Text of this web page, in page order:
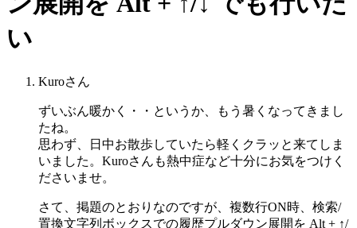
い
Kuroさん
ずいぶん暖かく・・というか、もう暑くなってきまし
たね。
思わず、日中お散歩していたら軽くクラッと来てしま
いました。Kuroさんも熱中症など十分にお気をつけく
ださいませ。
さて、掲題のとおりなのですが、複数行ON時、検索/
置換文字列ボックスでの履歴プルダウン展開を Alt + ↑/